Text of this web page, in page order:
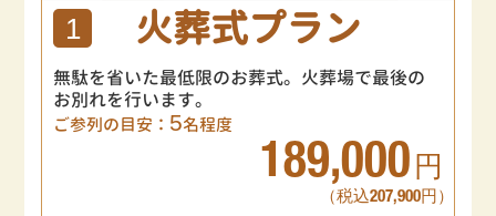
1 火葬式プラン
無駄を省いた最低限のお葬式。火葬場で最後の
お別れを行います。
ご参列の目安： 5名程度
189,000 円
（税込207,900円）